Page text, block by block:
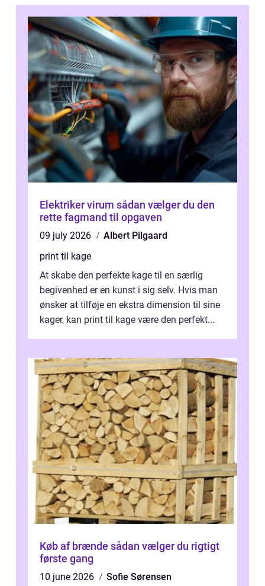
Elektriker virum sådan vælger du den
rette fagmand til opgaven
09 july 2026
Albert Pilgaard
print til kage
At skabe den perfekte kage til en særlig
begivenhed er en kunst i sig selv. Hvis man
ønsker at tilføje en ekstra dimension til sine
kager, kan print til kage være den perfekt...
Køb af brænde sådan vælger du rigtigt
første gang
10 june 2026
Sofie Sørensen